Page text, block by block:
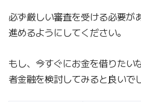
必ず厳しい審査を受ける必要が
進めるようにしてください。
もし、今すぐにお金を借りたい
者金融を検討してみると良いで